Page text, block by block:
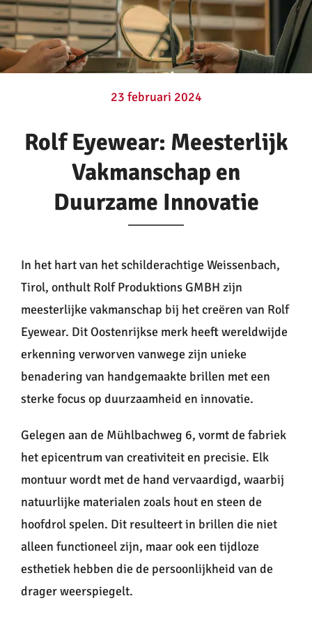
Contactlenzen
Oogzorg
23 februari 2024
Rolf Eyewear: Meesterlijk
Vakmanschap en
Duurzame Innovatie
In het hart van het schilderachtige Weissenbach,
Tirol, onthult Rolf Produktions GMBH zijn
meesterlijke vakmanschap bij het creëren van Rolf
Eyewear. Dit Oostenrijkse merk heeft wereldwijde
erkenning verworven vanwege zijn unieke
benadering van handgemaakte brillen met een
sterke focus op duurzaamheid en innovatie.
Gelegen aan de Mühlbachweg 6, vormt de fabriek
het epicentrum van creativiteit en precisie. Elk
montuur wordt met de hand vervaardigd, waarbij
natuurlijke materialen zoals hout en steen de
hoofdrol spelen. Dit resulteert in brillen die niet
alleen functioneel zijn, maar ook een tijdloze
esthetiek hebben die de persoonlijkheid van de
drager weerspiegelt.